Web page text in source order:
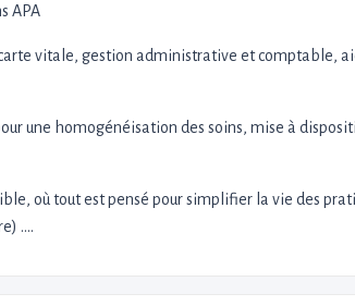
APA
vitale, gestion administrative et comptable,
une homogénéisation des soins, mise à
où tout est pensé pour simplifier la vie des
….